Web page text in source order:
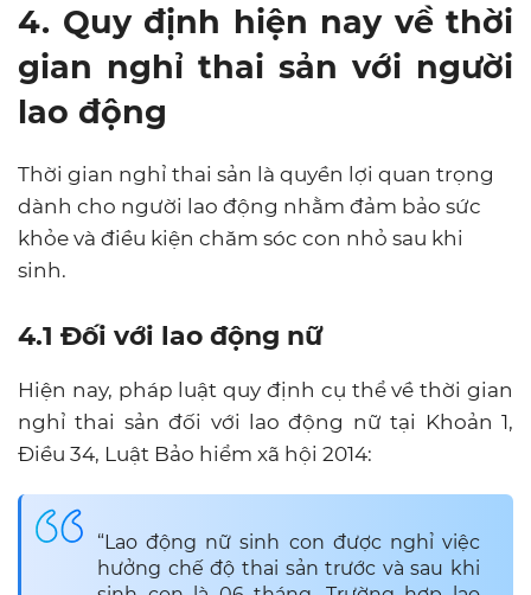
4. Quy định hiện nay về thời
gian nghỉ thai sản với người
lao động
Thời gian nghỉ thai sản là quyền lợi quan trọng
dành cho người lao động nhằm đảm bảo sức
khỏe và điều kiện chăm sóc con nhỏ sau khi
sinh.
4.1 Đối với lao động nữ
Hiện nay, pháp luật quy định cụ thể về thời gian
nghỉ thai sản đối với lao động nữ tại Khoản 1,
Điều 34, Luật Bảo hiểm xã hội 2014:
“Lao động nữ sinh con được nghỉ việc
hưởng chế độ thai sản trước và sau khi